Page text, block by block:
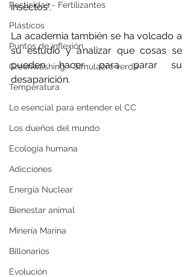
Pesticidas - Fertilizantes
Plásticos
Puntos de inflexión
Greenwashing - Simulacro verde
Temperatura
Lo esencial para entender el CC
Los dueños del mundo
Ecología humana
Adicciones
Energía Nuclear
Bienestar animal
Minería Marina
Billonarios
Evolución
insectos".
La academia también se ha volcado a
su estudio y analizar que cosas se
pueden hacer para parar su
desaparición.